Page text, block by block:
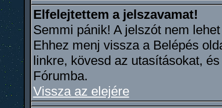
Elfelejtettem a jelszavamat!
Semmi pánik! A jelszót nem
Ehhez menj vissza a Belépés
linkre, kövesd az utasításokat,
Fórumba.
Vissza az elejére